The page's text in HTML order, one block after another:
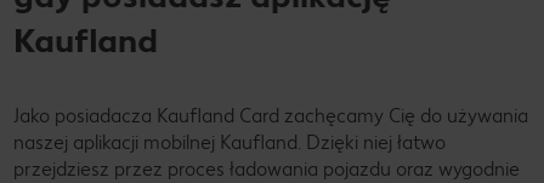
Kaufland
Jako posiadacza Kaufland Card zachęcamy Cię do używania
naszej aplikacji mobilnej Kaufland. Dzięki niej łatwo
przejdziesz przez proces ładowania pojazdu oraz wygodnie